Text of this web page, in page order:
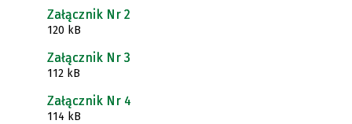
Załącznik Nr 2
120 kB
Załącznik Nr 3
112 kB
Załącznik Nr 4
114 kB